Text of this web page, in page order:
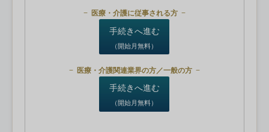
医療・介護に従事される方
手続きへ進む
（開始月無料）
医療・介護関連業界の方／一般の方
手続きへ進む
（開始月無料）